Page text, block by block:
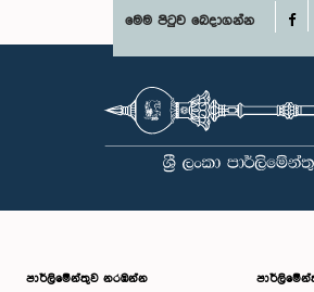
මෙම පිටුව බෙදාගන්න
පාර්ලි‌මේන්තුව නරඹන්න